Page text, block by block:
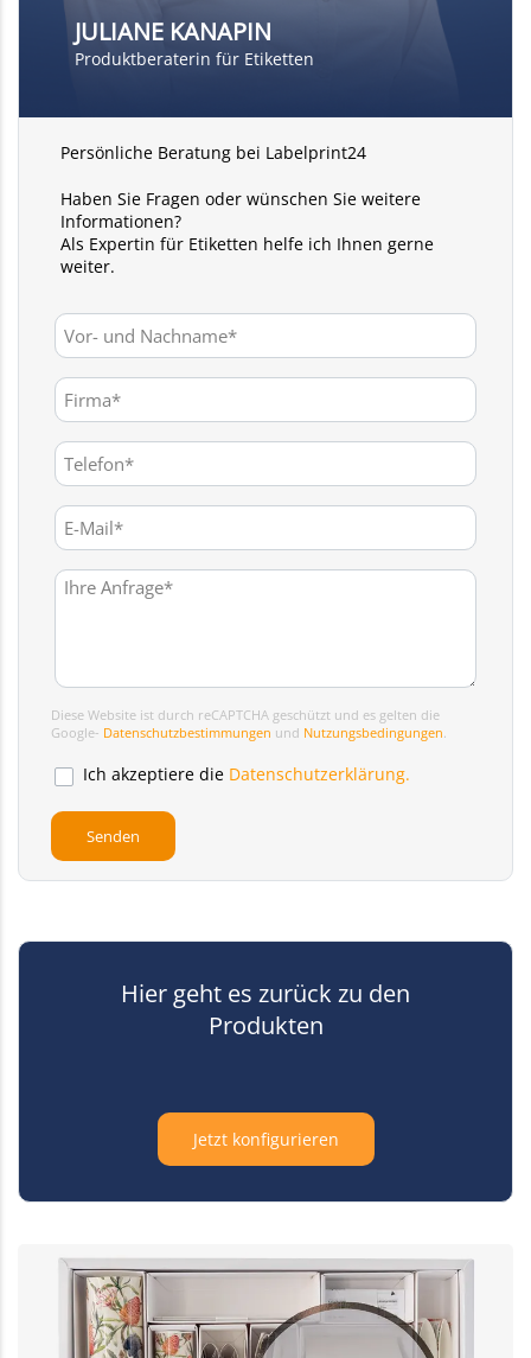
JULIANE KANAPIN
Produktberaterin für Etiketten
Persönliche Beratung bei Labelprint24
Haben Sie Fragen oder wünschen Sie weitere
Informationen?
Als Expertin für Etiketten helfe ich Ihnen gerne
weiter.
Diese Website ist durch reCAPTCHA geschützt und es gelten die
Google- Datenschutzbestimmungen und Nutzungsbedingungen.
Ich akzeptiere die Datenschutzerklärung.
Hier geht es zurück zu den
Produkten
Jetzt konfigurieren